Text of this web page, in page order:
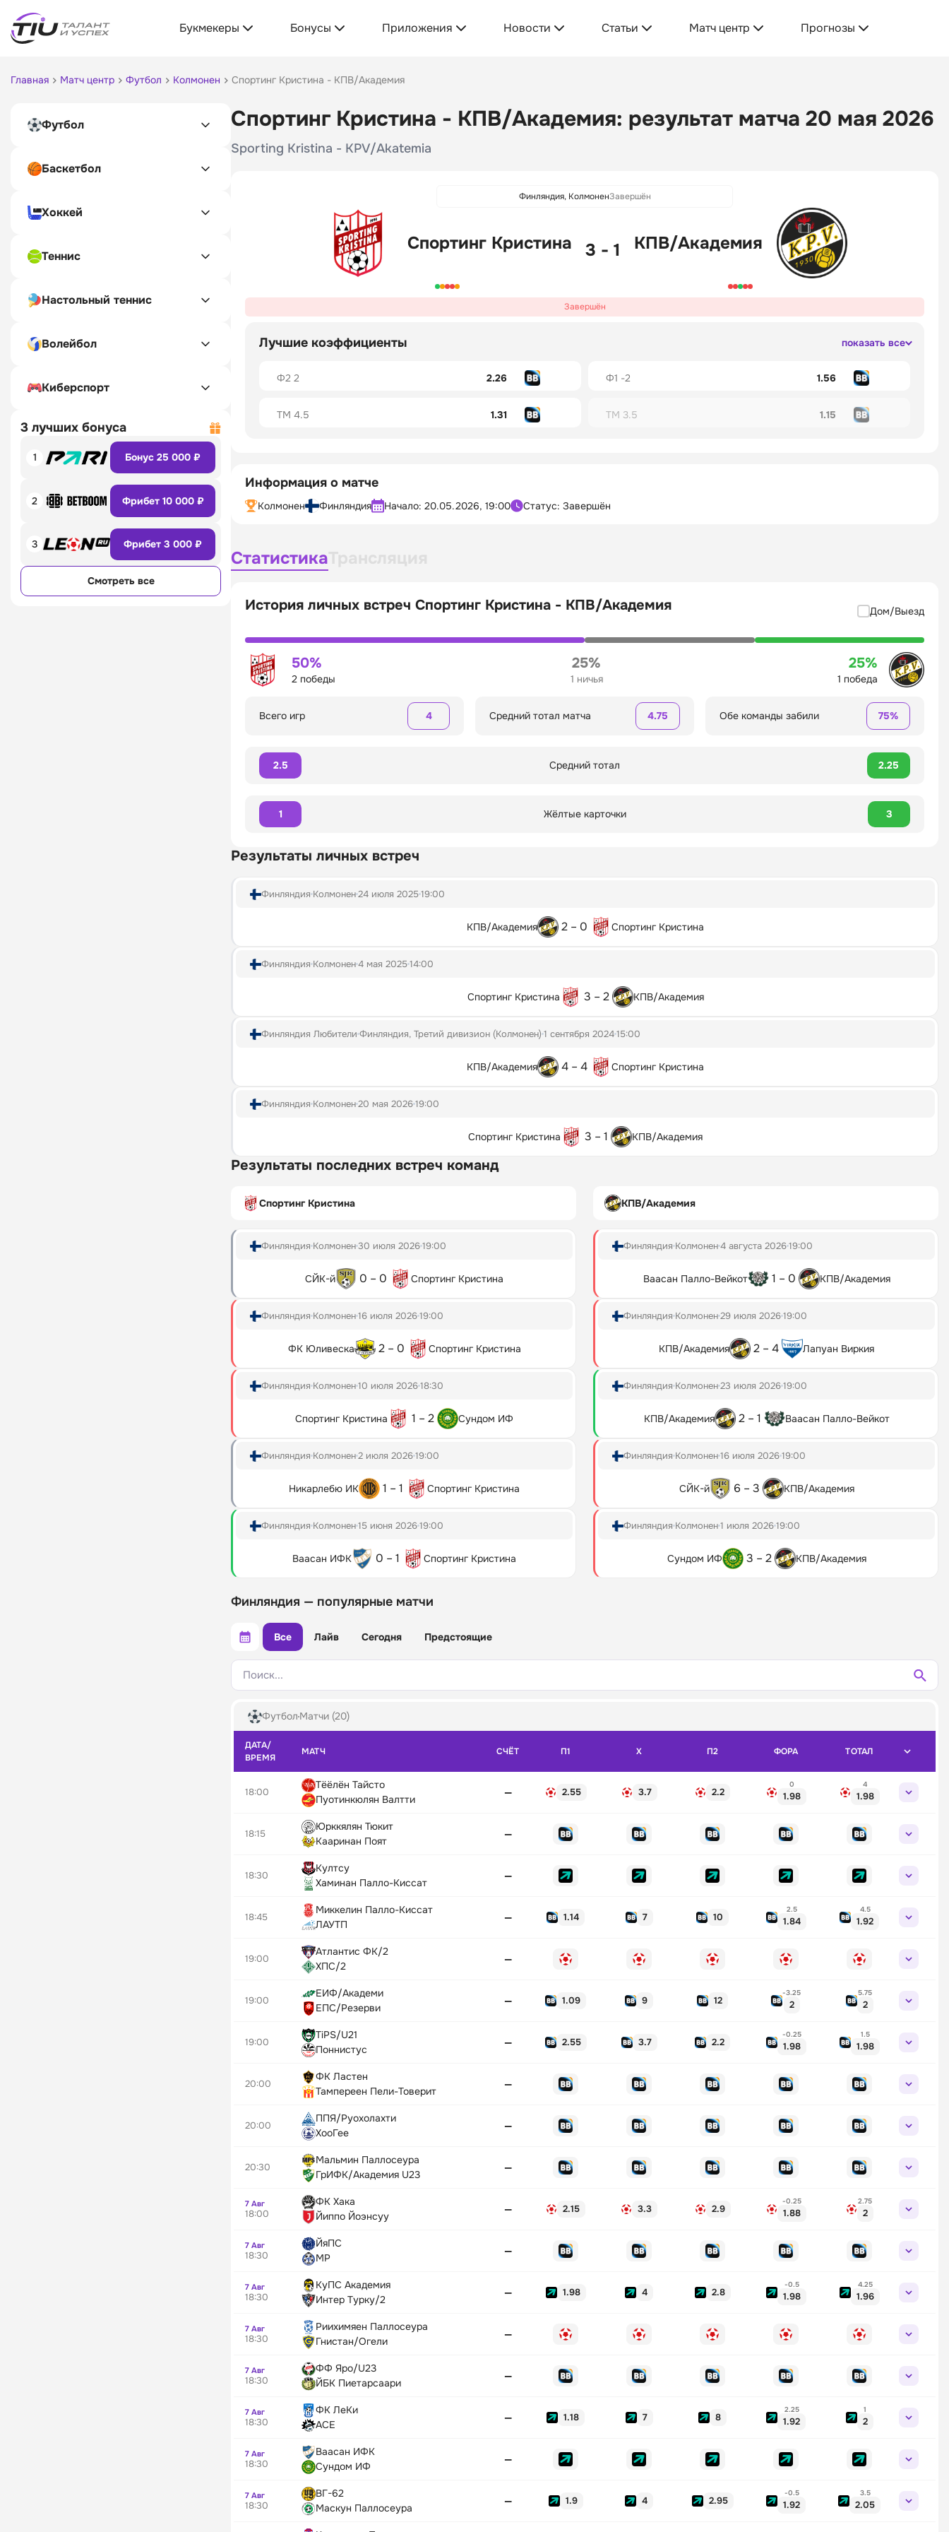
Букмекеры Бонусы Приложения Новости Статьи Матч центр Прогнозы
Главная Матч центр Футбол Колмонен Спортинг Кристина - КПВ/Академия
Футбол
Баскетбол
Хоккей
Теннис
Настольный теннис
Волейбол
Киберспорт
3 лучших бонуса
1 Бонус 25 000 ₽
2 Фрибет 10 000 ₽
3 Фрибет 3 000 ₽
Смотреть все
Спортинг Кристина - КПВ/Академия: результат матча 20 мая 2026
Sporting Kristina - KPV/Akatemia
Финляндия, КолмоненЗавершён
Спортинг Кристина 3 - 1 КПВ/Академия
Завершён
Лучшие коэффициенты показать все
Ф2 2 2.26 Ф1 -2 1.56
ТМ 4.5 1.31 ТМ 3.5 1.15
Информация о матче
Колмонен Финляндия Начало: 20.05.2026, 19:00 Статус: Завершён
Статистика
История личных встреч Спортинг Кристина - КПВ/Академия Дом/Выезд
50%
2 победы
25%
1 ничья
25%
1 победа
Всего игр 4 Средний тотал матча 4.75 Обе команды забили 75%
2.5 Средний тотал 2.25
1 Жёлтые карточки 3
Результаты личных встреч
Финляндия Колмонен24 июля 202519:00
КПВ/Академия 2 – 0 Спортинг Кристина
Финляндия Колмонен4 мая 202514:00
Спортинг Кристина 3 – 2 КПВ/Академия
Финляндия Любители Финляндия, Третий дивизион (Колмонен) 1 сентября 202415:00
КПВ/Академия 4 – 4 Спортинг Кристина
Финляндия Колмонен20 мая 202619:00
Спортинг Кристина 3 – 1 КПВ/Академия
Результаты последних встреч команд
Спортинг Кристина
Финляндия Колмонен30 июля 202619:00
СЙК-й 0 – 0 Спортинг Кристина
Финляндия Колмонен16 июля 202619:00
ФК Юливеска 2 – 0 Спортинг Кристина
Финляндия Колмонен10 июля 202618:30
Спортинг Кристина 1 – 2 Сундом ИФ
Финляндия Колмонен2 июля 202619:00
Никарлебю ИК 1 – 1 Спортинг Кристина
Финляндия Колмонен15 июня 202619:00
Ваасан ИФК 0 – 1 Спортинг Кристина
КПВ/Академия
Финляндия Колмонен4 августа 202619:00
Ваасан Палло-Вейкот 1 – 0 КПВ/Академия
Финляндия Колмонен29 июля 202619:00
КПВ/Академия 2 – 4 Лапуан Виркия
Финляндия Колмонен23 июля 202619:00
КПВ/Академия 2 – 1 Ваасан Палло-Вейкот
Финляндия Колмонен16 июля 202619:00
СЙК-й 6 – 3 КПВ/Академия
Финляндия Колмонен1 июля 202619:00
Сундом ИФ 3 – 2 КПВ/Академия
Финляндия — популярные матчи
Все Лайв Сегодня Предстоящие
Поиск...
Футбол Матчи (20)
ДАТА/
ВРЕМЯ
МАТЧ СЧЁТ П1 X П2 ФОРА ТОТАЛ
18:00
Тёёлён Тайсто
Пуотинкюлян Валтти
— 2.55 3.7 2.2
0
1.98
4
1.98
18:15
Юрккялян Тюкит
Кааринан Поят
—
18:30
Култсу
Хаминан Палло-Киссат
—
18:45
Миккелин Палло-Киссат
ЛАУТП
— 1.14 7 10
2.5
1.84
4.5
1.92
19:00
Атлантис ФК/2
ХПС/2
—
19:00
ЕИФ/Академи
ЕПС/Резерви
— 1.09 9 12
-3.25
2
5.75
2
19:00
TiPS/U21
Поннистус
— 2.55 3.7 2.2
-0.25
1.98
1.5
1.98
20:00
ФК Ластен
Тампереен Пели-Товерит
—
20:00
ППЯ/Руохолахти
ХооГее
—
20:30
Мальмин Паллосеура
ГрИФК/Академия U23
—
7 Авг
18:00
ФК Хака
Йиппо Йоэнсуу
— 2.15 3.3 2.9
-0.25
1.88
2.75
2
7 Авг
18:30
ЙяПС
MP
—
7 Авг
18:30
КуПС Академия
Интер Турку/2
— 1.98 4 2.8
-0.5
1.98
4.25
1.96
7 Авг
18:30
Риихимяен Паллосеура
Гнистан/Огели
—
7 Авг
18:30
ФФ Яро/U23
ЙБК Пиетарсаари
—
7 Авг
18:30
ФК ЛеКи
АСЕ
— 1.18 7 8
2.25
1.92
1
2
7 Авг
18:30
Ваасан ИФК
Сундом ИФ
—
7 Авг
18:30
ВГ-62
Маскун Паллосеура
— 1.9 4 2.95
-0.5
1.92
3.5
2.05